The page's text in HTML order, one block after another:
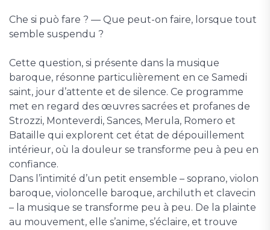
Che si può fare ? — Que peut-on faire, lorsque tout
semble suspendu ?
Cette question, si présente dans la musique
baroque, résonne particulièrement en ce Samedi
saint, jour d’attente et de silence. Ce programme
met en regard des œuvres sacrées et profanes de
Strozzi, Monteverdi, Sances, Merula, Romero et
Bataille qui explorent cet état de dépouillement
intérieur, où la douleur se transforme peu à peu en
confiance.
Dans l’intimité d’un petit ensemble – soprano, violon
baroque, violoncelle baroque, archiluth et clavecin
– la musique se transforme peu à peu. De la plainte
au mouvement, elle s’anime, s’éclaire, et trouve